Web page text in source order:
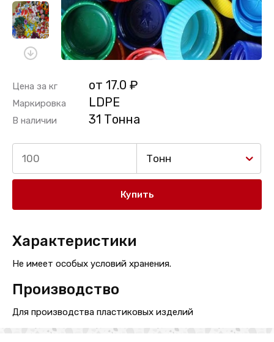
Цена за кг от 17.0 ₽
Маркировка LDPE
В наличии 31 Тонна
Тонн
Купить
Характеристики
Не имеет особых условий хранения.
Производство
Для производства пластиковых изделий